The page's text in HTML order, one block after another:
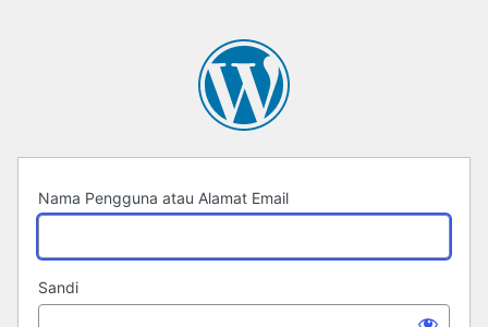
Nama Pengguna atau Alamat Email
Sandi